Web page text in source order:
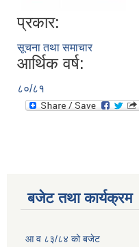
प्रकार:
सूचना तथा समाचार
आर्थिक वर्ष:
८०/८१
बजेट तथा कार्यक्रम
आ व ८३/८४ को बजेट